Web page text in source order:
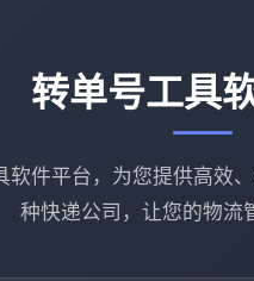
转单号工具
软件平台，为您提供高效
种快递公司，让您的物流